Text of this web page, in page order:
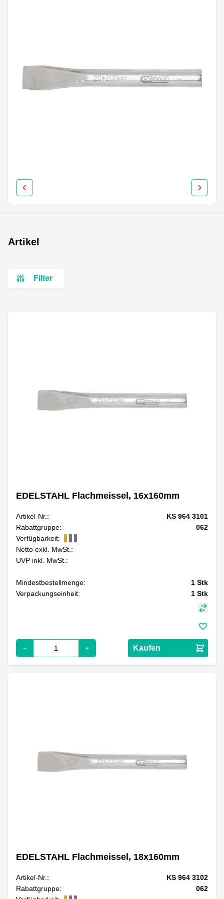
Artikel
Filter
EDELSTAHL Flachmeissel, 16x160mm
Artikel-Nr.:
KS 964 3101
Rabattgruppe:
062
Verfügbarkeit:
Netto exkl. MwSt.:
UVP inkl. MwSt.:
Mindestbestellmenge: 1 Stk
Verpackungseinheit:
1 Stk
Kaufen
EDELSTAHL Flachmeissel, 18x160mm
Artikel-Nr.:
KS 964 3102
Rabattgruppe:
062